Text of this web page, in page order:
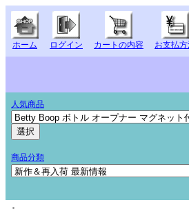
ホーム ログイン カートの内容 お支払
人気商品
商品分類